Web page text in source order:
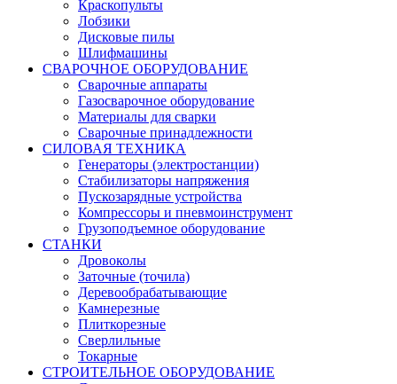
Краскопульты
Лобзики
Дисковые пилы
Шлифмашины
СВАРОЧНОЕ ОБОРУДОВАНИЕ
Сварочные аппараты
Газосварочное оборудование
Материалы для сварки
Сварочные принадлежности
СИЛОВАЯ ТЕХНИКА
Генераторы (электростанции)
Стабилизаторы напряжения
Пускозарядные устройства
Компрессоры и пневмоинструмент
Грузоподъемное оборудование
СТАНКИ
Дровоколы
Заточные (точила)
Деревообрабатывающие
Камнерезные
Плиткорезные
Сверлильные
Токарные
СТРОИТЕЛЬНОЕ ОБОРУДОВАНИЕ